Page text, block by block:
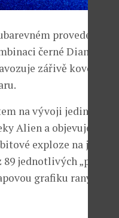
provedení, s
černé Diamond s
zářivě kovová a
na vývoji jedinečného
Alien a objevuje se
exploze na jedné
jednotlivých „pixelů“ –
grafiku raných